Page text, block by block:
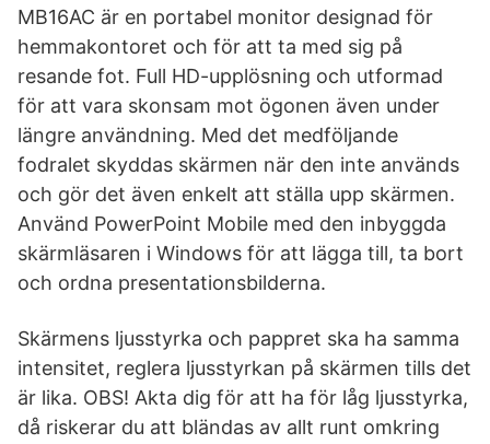
MB16AC är en portabel monitor designad för
hemmakontoret och för att ta med sig på
resande fot. Full HD-upplösning och utformad
för att vara skonsam mot ögonen även under
längre användning. Med det medföljande
fodralet skyddas skärmen när den inte används
och gör det även enkelt att ställa upp skärmen.
Använd PowerPoint Mobile med den inbyggda
skärmläsaren i Windows för att lägga till, ta bort
och ordna presentationsbilderna.
Skärmens ljusstyrka och pappret ska ha samma
intensitet, reglera ljusstyrkan på skärmen tills det
är lika. OBS! Akta dig för att ha för låg ljusstyrka,
då riskerar du att bländas av allt runt omkring